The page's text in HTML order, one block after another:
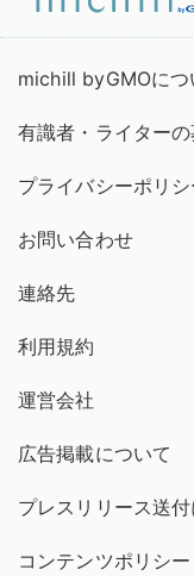
michill byGMOにつ
有識者・ライター
プライバシーポリシ
お問い合わせ
連絡先
利用規約
運営会社
広告掲載について
プレスリリース送
コンテンツポリシー